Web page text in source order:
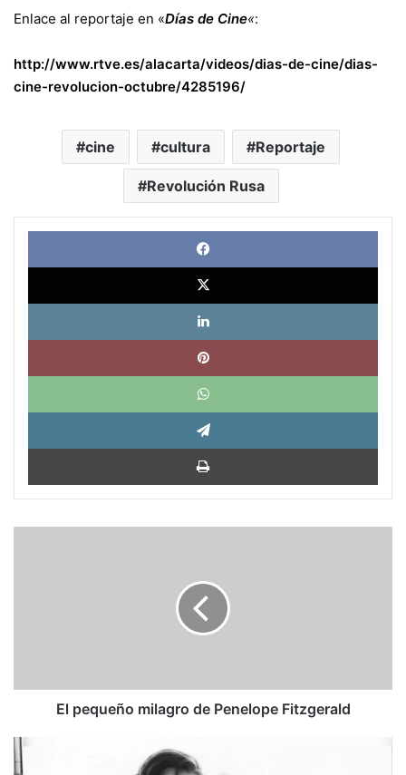
Enlace al reportaje en «Días de Cine«:
http://www.rtve.es/alacarta/videos/dias-de-cine/dias-
cine-revolucion-octubre/4285196/
cine cultura Reportaje
Revolución Rusa
X
El pequeño milagro de Penelope Fitzgerald
Leonard
Cohen,